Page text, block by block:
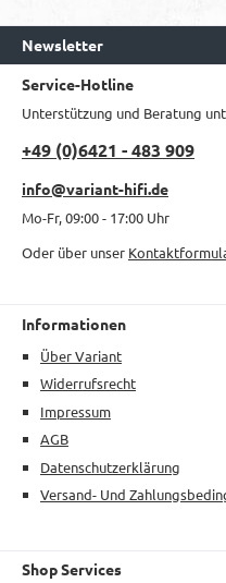
Newsletter
Service-Hotline
Unterstützung und Beratung
+49 (0)6421 - 483 909
info@variant-hifi.de
Mo-Fr, 09:00 - 17:00 Uhr
Oder über unser
Informationen
Über Variant
Widerrufsrecht
Impressum
AGB
Datenschutzerklärung
Versand- Und
Shop Services